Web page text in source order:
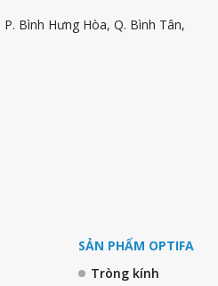
Bình Hưng Hòa, Q. Bình Tân,
SẢN PHẨM OPTIFA
Tròng kính